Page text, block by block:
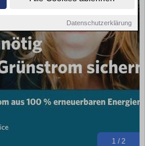
Datenschutzerklärung
1 / 2